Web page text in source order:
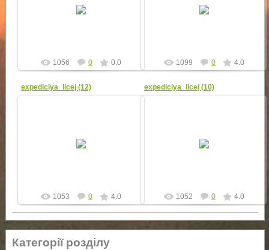
1056 0 0.0 1099 0 4.0
expediciya_licej (12)
1053 0 4.0
expediciya_licej (10)
1052 0 4.0
Категорії розділу